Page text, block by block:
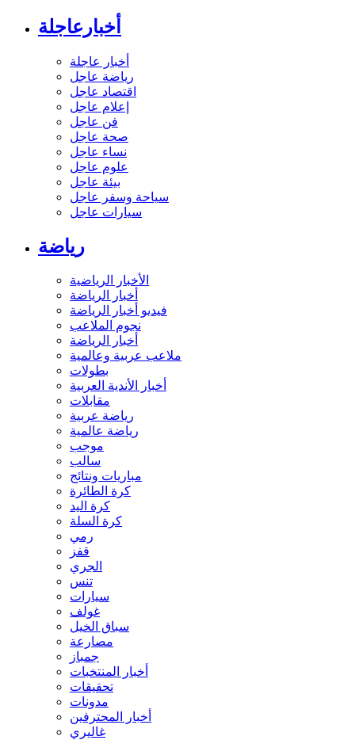
أخبارعاجلة
أخبار عاجلة
رياضة عاجل
اقتصاد عاجل
إعلام عاجل
فن عاجل
صحة عاجل
نساء عاجل
علوم عاجل
بيئة عاجل
سياحة وسفر عاجل
سيارات عاجل
رياضة
الأخبار الرياضية
أخبار الرياضة
فيديو أخبار الرياضة
نجوم الملاعب
أخبار الرياضة
ملاعب عربية وعالمية
بطولات
أخبار الأندية العربية
مقابلات
رياضة عربية
رياضة عالمية
موجب
سالب
مباريات ونتائج
كرة الطائرة
كرة اليد
كرة السلة
رمي
قفز
الجري
تنس
سيارات
غولف
سباق الخيل
مصارعة
جمباز
أخبار المنتخبات
تحقيقات
مدونات
أخبار المحترفين
غاليري